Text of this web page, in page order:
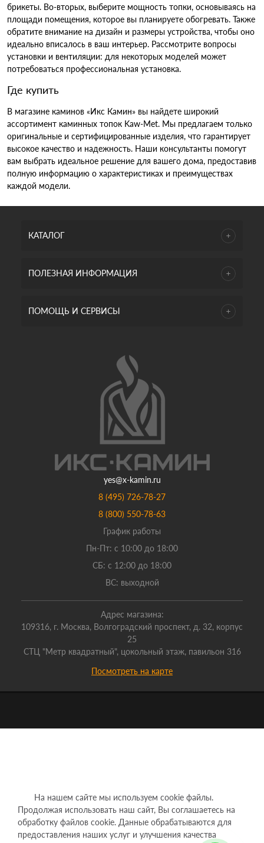
брикеты. Во-вторых, выберите мощность топки, основываясь на
площади помещения, которое вы планируете обогревать. Также
обратите внимание на дизайн и размеры устройства, чтобы оно
идеально вписалось в ваш интерьер. Рассмотрите вопросы
установки и вентиляции: для некоторых моделей может
потребоваться профессиональная установка.
Где купить
В магазине каминов «Икс Камин» вы найдете широкий
ассортимент каминных топок Kaw-Met. Мы предлагаем только
оригинальные и сертифицированные изделия, что гарантирует
высокое качество и надежность. Наши консультанты помогут
вам выбрать идеальное решение для вашего дома, предоставив
полную информацию о характеристиках и преимуществах
каждой модели.
КАТАЛОГ
ПОЛЕЗНАЯ ИНФОРМАЦИЯ
ПОМОЩЬ И СЕРВИСЫ
yes@x-kamin.ru
8 (495) 726-78-27
8 (800) 550-78-63
График работы
Пн-Пт: с 10:00 до 18:00
СБ: с 12:00 до 18:00
ВС: выходной
Адрес магазина:
109316, г. Москва, Волгоградский проспект, д. 32, корпус
25
СТЦ "Метр квадратный", цокольный этаж, павильон 316
Посмотреть на карте
На нашем сайте мы используем cookie файлы.
Продолжая использовать наш сайт, Вы соглашаетесь на
обработку файлов cookie. Данные обрабатываются для
предоставления наших услуг и улучшения качества